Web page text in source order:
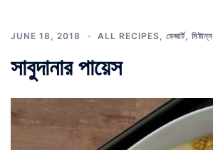
JUNE 18, 2018 ALL RECIPES ডেজার্ট, মিষ্টান্ন
সাবুদানার পায়েস